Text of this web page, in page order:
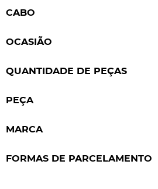
CABO
OCASIÃO
QUANTIDADE DE PEÇAS
PEÇA
MARCA
FORMAS DE PARCELAMENTO